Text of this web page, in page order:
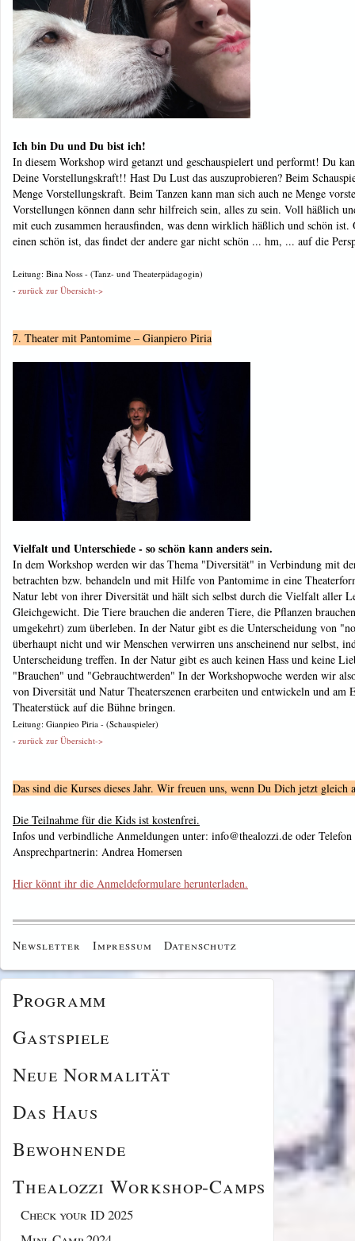
Ich bin Du und Du bist ich!
In diesem Workshop wird getanzt und geschauspielert und performt! Du
Deine Vorstellungskraft!! Hast Du Lust das auszuprobieren? Beim
Menge Vorstellungskraft. Beim Tanzen kann man sich auch ne Menge
Vorstellungen können dann sehr hilfreich sein, alles zu sein. Voll häßlich
mit euch zusammen herausfinden, was denn wirklich häßlich und schön
einen schön ist, das findet der andere gar nicht schön ... hm, ... auf die
Leitung: Bina Noss - (Tanz- und Theaterpädagogin)
- zurück zur Übersicht->
7. Theater mit Pantomime – Gianpiero Piria
Vielfalt und Unterschiede - so schön kann anders sein.
In dem Workshop werden wir das Thema "Diversität" in Verbindung mit
betrachten bzw. behandeln und mit Hilfe von Pantomime in eine
Natur lebt von ihrer Diversität und hält sich selbst durch die Vielfalt aller
Gleichgewicht. Die Tiere brauchen die anderen Tiere, die Pflanzen
umgekehrt) zum überleben. In der Natur gibt es die Unterscheidung von
überhaupt nicht und wir Menschen verwirren uns anscheinend nur selbst,
Unterscheidung treffen. In der Natur gibt es auch keinen Hass und keine
"Brauchen" und "Gebrauchtwerden" In der Workshopwoche werden wir
von Diversität und Natur Theaterszenen erarbeiten und entwickeln und am
Theaterstück auf die Bühne bringen.
Leitung: Gianpieo Piria - (Schauspieler)
- zurück zur Übersicht->
Das sind die Kurses dieses Jahr. Wir freuen uns, wenn Du Dich jetzt gleich
Die Teilnahme für die Kids ist kostenfrei.
Infos und verbindliche Anmeldungen unter: info@thealozzi.de oder
Ansprechpartnerin: Andrea Homersen
Hier könnt ihr die Anmeldeformulare herunterladen.
Newsletter Impressum Datenschutz
Programm
Gastspiele
Neue Normalität
Das Haus
Bewohnende
Thealozzi Workshop-Camps
Check your ID 2025